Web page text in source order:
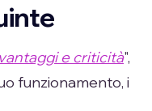
e criticità",
funzionamento, i